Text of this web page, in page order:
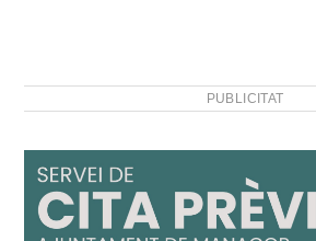
que dilluns realitzaren a
les obres del CEIP…
PUBLICITAT